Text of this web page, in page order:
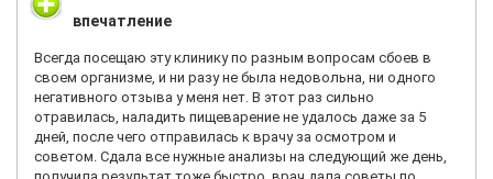
впечатление
Всегда посещаю эту клинику по разным вопросам сбоев в
своем организме, и ни разу не была недовольна, ни одного
негативного отзыва у меня нет. В этот раз сильно
отравилась, наладить пищеварение не удалось даже за 5
дней, после чего отправилась к врачу за осмотром и
советом. Сдала все нужные анализы на следующий же день,